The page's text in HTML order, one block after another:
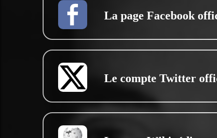
La page Facebook
Le compte Twitter